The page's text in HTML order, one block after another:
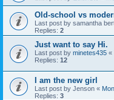
Old-school vs
Last post by samantha
Replies: 2
Just want to say Hi.
Last post by minetes435 «
Replies: 12
I am the new girl
Last post by Jenson «
Replies: 3